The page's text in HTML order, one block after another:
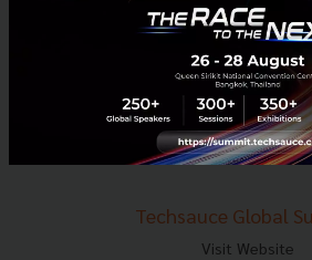
Techsauce
About Techsauce
Techsauce
Privacy Policy
ส่งบทความ
Techsauce Global
Visit Website